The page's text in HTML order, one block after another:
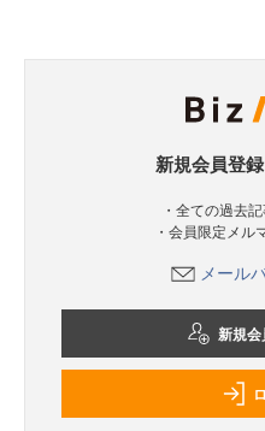
新規会員登録
・全ての過去
・会員限定メル
メール
新規